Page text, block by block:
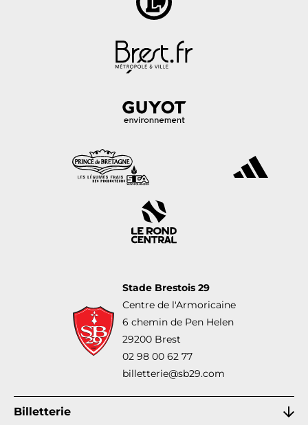
Stade Brestois 29
Centre de l'Armoricaine
6 chemin de Pen Helen
29200 Brest
02 98 00 62 77
billetterie@sb29.com
Billetterie